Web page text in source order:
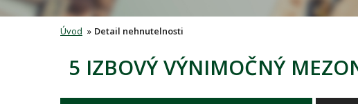
Úvod » Detail nehnutelnosti
5 IZBOVÝ VÝNIMOČNÝ